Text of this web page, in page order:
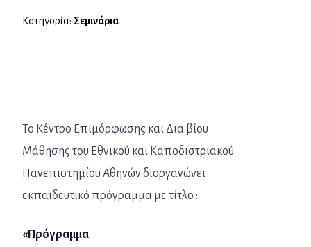
Το Κέντρο Επιμόρφωσης και Δια βίου
Μάθησης του Εθνικού και Καποδιστριακού
Πανεπιστημίου Αθηνών διοργανώνει
εκπαιδευτικό πρόγραμμα με τίτλο :
«Πρόγραμμα
Κατηγορία: Σεμινάρια